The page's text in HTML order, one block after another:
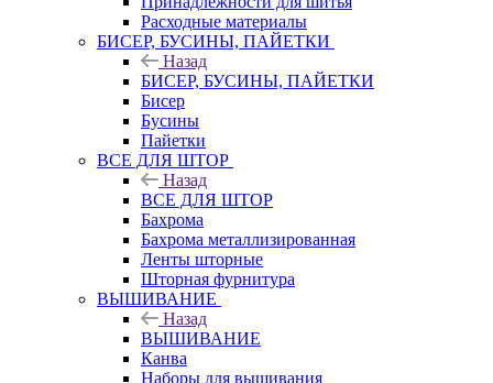
Расходные материалы
БИСЕР, БУСИНЫ, ПАЙЕТКИ
Назад
БИСЕР, БУСИНЫ, ПАЙЕТКИ
Бисер
Бусины
Пайетки
ВСЕ ДЛЯ ШТОР
Назад
ВСЕ ДЛЯ ШТОР
Бахрома
Бахрома металлизированная
Ленты шторные
Шторная фурнитура
ВЫШИВАНИЕ
Назад
ВЫШИВАНИЕ
Канва
Наборы для вышивания